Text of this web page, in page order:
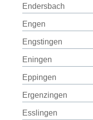
Endersbach
Engen
Engstingen
Eningen
Eppingen
Ergenzingen
Esslingen